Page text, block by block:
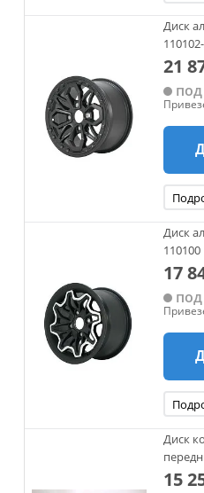
Диск
21
под
Диск
110100
17
под
Диск
15